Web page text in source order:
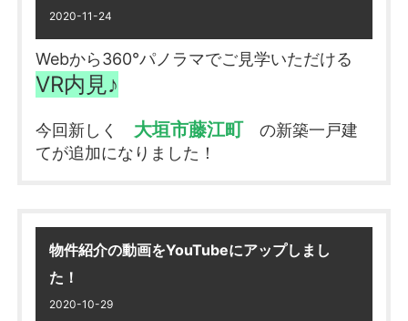
総額100万円相当の豪華賞品
る嬉しいイベントです♪
限定です
②応募用紙にご記入いただいたメールアドレスへ
現場②：二葉町 AM11：00～PM5：00
岐阜県大垣市二葉町７丁目1番4
←詳細
VR内見はコチラ♪
★熊野町の新築は残り1棟となりま
した！
さい。
2020-11-24
Webから360°パノラマでご見学いただける
VR内見♪
今回新しく 大垣市藤江町 の新築一戸建
てが追加になりました！
VRゴーグルを使えばまさに今歩いているかの
ように
物件をご覧いただくこともできます♪
物件紹介の動画をYouTubeにアップしまし
た！
2020-10-29